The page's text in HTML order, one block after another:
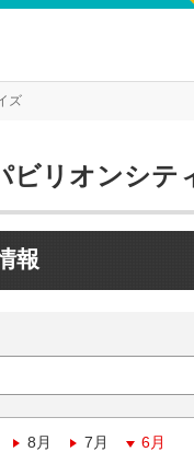
ズ
ビリオンシテ
報
8月 7月 6月